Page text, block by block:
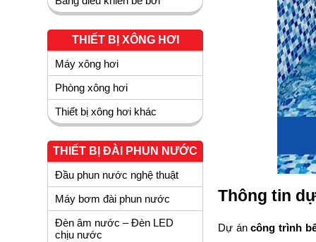
Thông tin
Dự áncông trình
THIẾT BỊ XÔNG HƠI
Máy xông hơi
Phòng xông hơi
Thiết bị xông hơi khác
THIẾT BỊ ĐÀI PHUN NƯỚC
Đầu phun nước nghệ thuật
Máy bơm đài phun nước
Đèn âm nước – Đèn LED
chịu nước